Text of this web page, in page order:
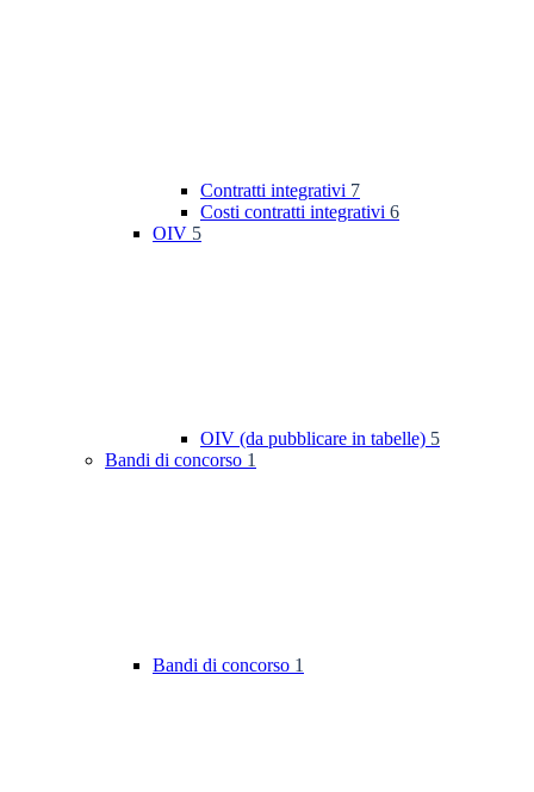
Contratti integrativi 7
Costi contratti integrativi 6
OIV 5
OIV (da pubblicare in tabelle) 5
Bandi di concorso 1
Bandi di concorso 1